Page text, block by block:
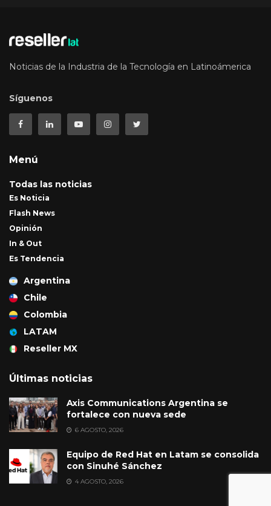
Noticias de la Industria de la Tecnología en Latinoámerica
Síguenos
Menú
Todas las noticias
Es Noticia
Flash News
Opinión
In & Out
Es Tendencia
Argentina
Chile
Colombia
LATAM
Reseller MX
Últimas noticias
Axis Communications Argentina se
fortalece con nueva sede
6 AGOSTO, 2026
Equipo de Red Hat en Latam se consolida
con Sinuhé Sánchez
4 AGOSTO, 2026